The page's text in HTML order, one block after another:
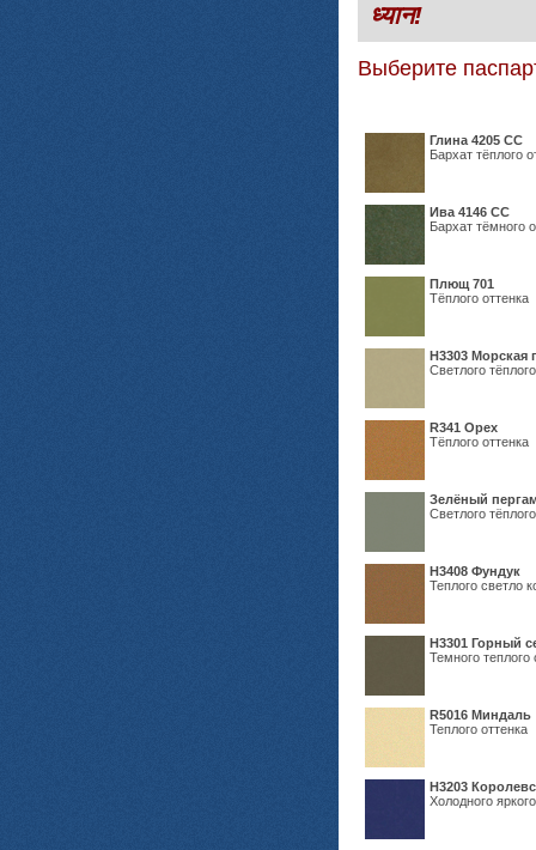
ध्यान!
Выберите
Глина 4205 СС
Бархат тёплого
Ива 4146 СС
Бархат тёмного
Плющ 701
Тёплого оттенка
H3303 Морская
Светлого
R341 Орех
Тёплого оттенка
Зелёный
Светлого
Н3408 Фундук
Теплого светло
Н3301 Горный
Темного теплого
R5016 Миндаль
Теплого оттенка
Н3203
Холодного